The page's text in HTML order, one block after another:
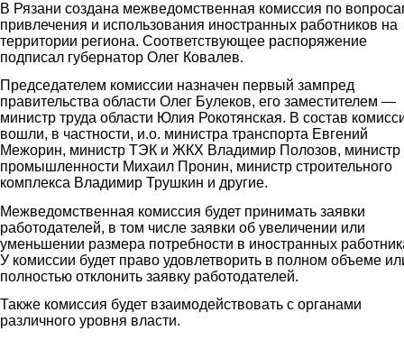
В Рязани создана межведомственная комиссия по
привлечения и использования иностранных работников на
территории региона. Соответствующее распоряжение
подписал губернатор Олег Ковалев.
Председателем комиссии назначен первый зампред
правительства области Олег Булеков, его заместителем —
министр труда области Юлия Рокотянская. В состав
вошли, в частности, и.о. министра транспорта Евгений
Межорин, министр ТЭК и ЖКХ Владимир Полозов, министр
промышленности Михаил Пронин, министр строительного
комплекса Владимир Трушкин и другие.
Межведомственная комиссия будет принимать заявки
работодателей, в том числе заявки об увеличении или
уменьшении размера потребности в иностранных
У комиссии будет право удовлетворить в полном объеме
полностью отклонить заявку работодателей.
Также комиссия будет взаимодействовать с органами
различного уровня власти.